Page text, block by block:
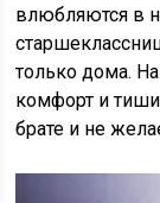
влюбляются в
только дома.
комфорт и
брате и не